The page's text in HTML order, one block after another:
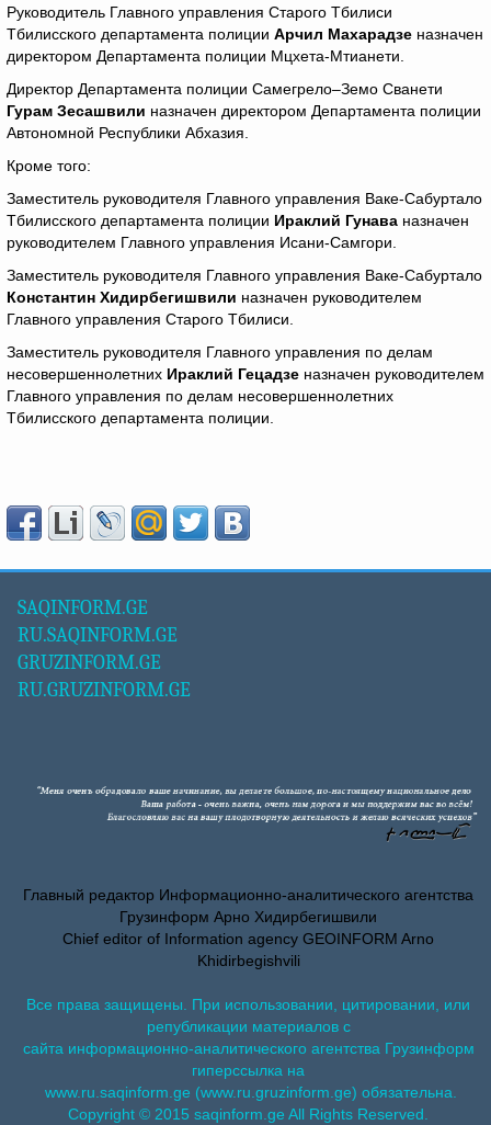
Руководитель Главного управления Старого Тбилиси
Тбилисского департамента полиции Арчил Махарадзе назначен
директором Департамента полиции Мцхета-Мтианети.
Директор Департамента полиции Самегрело–Земо Сванети
Гурам Зесашвили назначен директором Департамента полиции
Автономной Республики Абхазия.
Кроме того:
Заместитель руководителя Главного управления Ваке-Сабуртало
Тбилисского департамента полиции Ираклий Гунава назначен
руководителем Главного управления Исани-Самгори.
Заместитель руководителя Главного управления Ваке-Сабуртало
Константин Хидирбегишвили назначен руководителем
Главного управления Старого Тбилиси.
Заместитель руководителя Главного управления по делам
несовершеннолетних Ираклий Гецадзе назначен руководителем
Главного управления по делам несовершеннолетних
Тбилисского департамента полиции.
SAQINFORM.GE
RU.SAQINFORM.GE
GRUZINFORM.GE
RU.GRUZINFORM.GE
Главный редактор Информационно-аналитического агентства
Грузинформ Арно Хидирбегишвили
Chief editor of Information agency GEOINFORM Arno
Khidirbegishvili
Все права защищены. При использовании, цитировании, или
републикации материалов с
сайта информационно-аналитического агентства Грузинформ
гиперссылка на
www.ru.saqinform.ge (www.ru.gruzinform.ge) обязательна.
Copyright © 2015 saqinform.ge All Rights Reserved.